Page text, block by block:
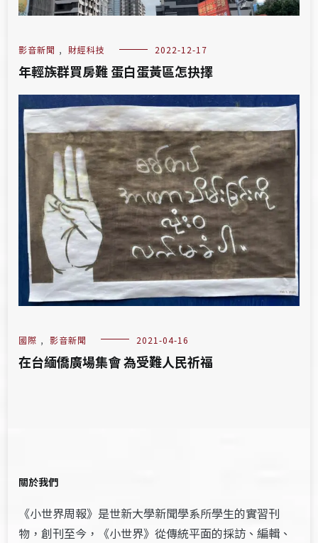
影音新聞 , 財經科技 2022-12-17
年輕族群買房難 蛋白蛋黃區怎抉擇
國際 , 影音新聞 2021-04-16
在台緬僑廣場集會 為受難人民祈福
關於我們
《小世界周報》是世新大學新聞學系所學生的實習刊
物，創刊至今，《小世界》從傳統平面的採訪、編輯、